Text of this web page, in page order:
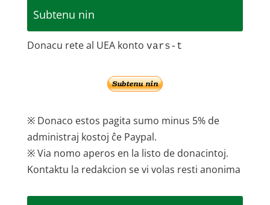
Subtenu nin
Donacu rete al UEA konto vars-t
※ Donaco estos pagita sumo minus 5% de
administraj kostoj ĉe Paypal.
※ Via nomo aperos en la listo de donacintoj.
Kontaktu la redakcion se vi volas resti anonima